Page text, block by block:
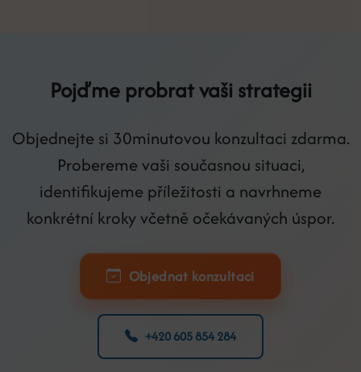
Pojďme probrat vaši strategii
Objednejte si 30minutovou konzultaci zdarma.
Probereme vaši současnou situaci,
identifikujeme příležitosti a navrhneme
konkrétní kroky včetně očekávaných úspor.
Objednat konzultaci
+420 605 854 284